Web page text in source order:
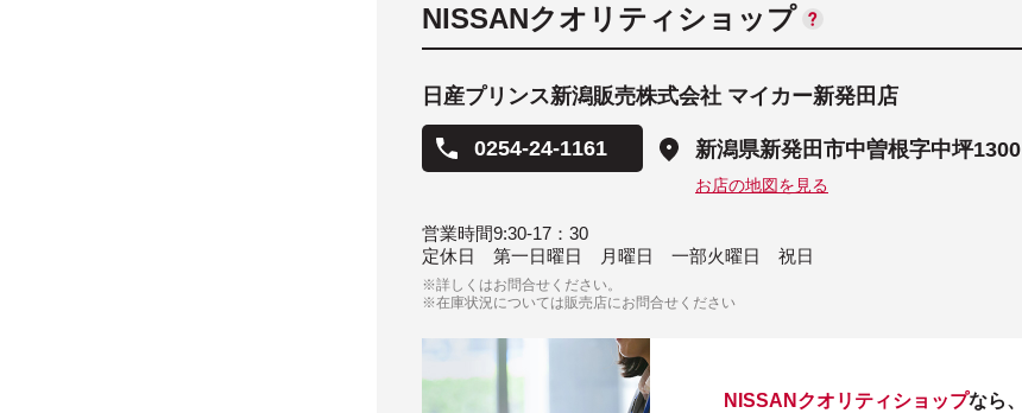
NISSANクオリティショップ
日産プリンス新潟販売株式会社 マイカー新発田店
0254-24-1161 新潟県新発田市中曽根字中坪1300
お店の地図を見る
営業時間9:30-17：30
定休日
第一日曜日 月曜日 一部火曜日 祝日
※詳しくはお問合せください。
※在庫状況については販売店にお問合せください
NISSANクオリティショップなら、